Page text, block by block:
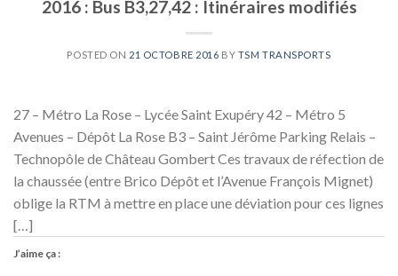
2016 : Bus B3,27,42 : Itinéraires modifiés
POSTED ON 21 OCTOBRE 2016 BY TSM TRANSPORTS
27 – Métro La Rose – Lycée Saint Exupéry 42 – Métro 5
Avenues – Dépôt La Rose B3 – Saint Jérôme Parking Relais –
Technopôle de Château Gombert Ces travaux de réfection de
la chaussée (entre Brico Dépôt et l’Avenue François Mignet)
oblige la RTM à mettre en place une déviation pour ces lignes
[…]
J’aime ça :